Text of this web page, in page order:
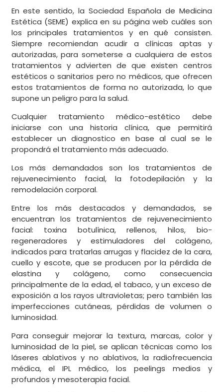
En este sentido, la Sociedad Española de Medicina
Estética (SEME) explica en su página web cuáles son
los principales tratamientos y en qué consisten.
Siempre recomiendan acudir a clínicas aptas y
autorizadas, para someterse a cualquiera de estos
tratamientos y advierten de que existen centros
estéticos o sanitarios pero no médicos, que ofrecen
estos tratamientos de forma no autorizada, lo que
supone un peligro para la salud.
Cualquier tratamiento médico-estético debe
iniciarse con una historia clínica, que permitirá
establecer un diagnostico en base al cual se le
propondrá el tratamiento más adecuado.
Los más demandados son los tratamientos de
rejuvenecimiento facial, la fotodepilación y la
remodelación corporal.
Entre los más destacados y demandados, se
encuentran los tratamientos de rejuvenecimiento
facial: toxina botulínica, rellenos, hilos, bio-
regeneradores y estimuladores del colágeno,
indicados para tratarlas arrugas y flacidez de la cara,
cuello y escote, que se producen por la pérdida de
elastina y colágeno, como consecuencia
principalmente de la edad, el tabaco, y un exceso de
exposición a los rayos ultravioletas; pero también las
imperfecciones cutáneas, pérdidas de volumen o
luminosidad.
Para conseguir mejorar la textura, marcas, color y
luminosidad de la piel, se aplican técnicas como los
láseres ablativos y no ablativos, la radiofrecuencia
médica, el IPL médico, los peelings medios y
profundos y mesoterapia facial.